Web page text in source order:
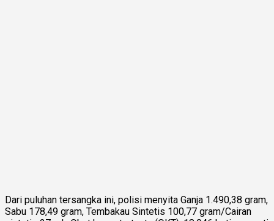
Dari puluhan tersangka ini, polisi menyita Ganja 1.490,38 gram,
Sabu 178,49 gram, Tembakau Sintetis 100,77 gram/Cairan